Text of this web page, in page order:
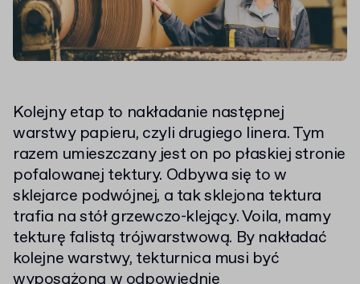
Kolejny etap to nakładanie następnej
warstwy papieru, czyli drugiego linera. Tym
razem umieszczany jest on po płaskiej stronie
pofalowanej tektury. Odbywa się to w
sklejarce podwójnej, a tak sklejona tektura
trafia na stół grzewczo-klejący. Voila, mamy
tekturę falistą trójwarstwową. By nakładać
kolejne warstwy, tekturnica musi być